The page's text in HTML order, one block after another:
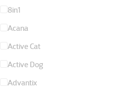
8in1
Acana
Active Cat
Active Dog
Advantix